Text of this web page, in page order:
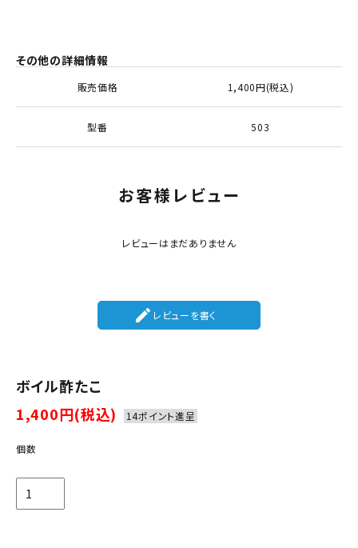
その他の詳細情報
販売価格 1,400円(税込)
型番 503
お客様レビュー
レビューはまだありません
create レビューを書く
ボイル酢たこ
1,400円(税込)
14ポイント進呈
個数